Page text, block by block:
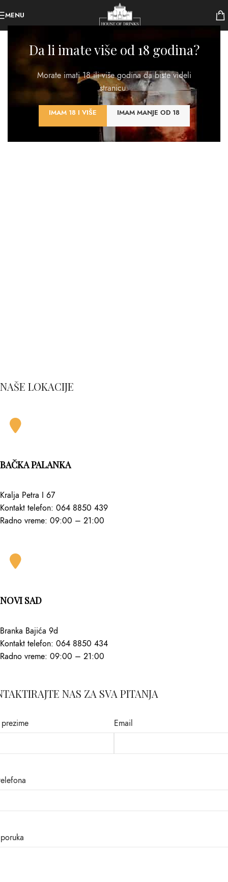
Da li imate više od 18 godina?
Morate imati 18 ili više godina da biste videli
stranicu.
IMAM 18 I VIŠE IMAM MANJE OD 18
MENU
NAŠE LOKACIJE
BAČKA PALANKA
Kralja Petra I 67
Kontakt telefon: 064 8850 439
Radno vreme: 09:00 – 21:00
NOVI SAD
Branka Bajića 9d
Kontakt telefon: 064 8850 434
Radno vreme: 09:00 – 21:00
NAS ZA SVA PITANJA
Email